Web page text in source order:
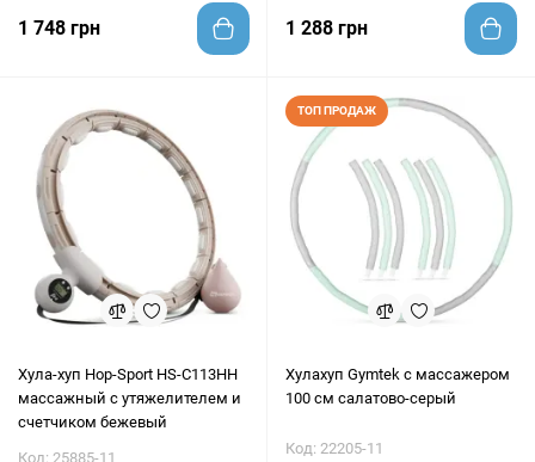
1 748 грн 1 288 грн
Хула-хуп Hop-Sport HS-C113HH
массажный с утяжелителем и
счетчиком бежевый
Код: 25885-11
ТОП ПРОДАЖ
Хулахуп Gymtek с массажером
100 см салатово-серый
Код: 22205-11